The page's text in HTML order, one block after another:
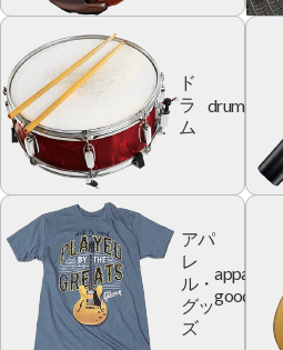
ド
ラ
ム
drum
アパ
レ
ル・
グッ
ズ
apparel
goods